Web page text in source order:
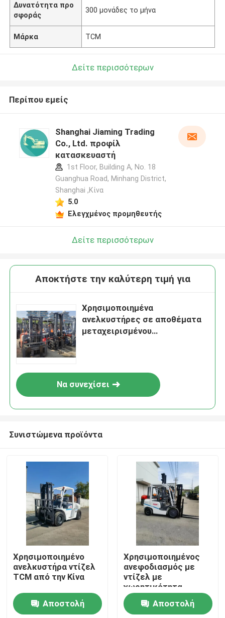
Σπίτι
Προϊόντα
Βίντεο
Δυνατότητα προ
σφοράς
300 μονάδες το μήνα
Μάρκα TCM
Δείτε περισσότερων
Περίπου εμείς
Shanghai Jiaming Trading
Co., Ltd. προφίλ
κατασκευαστή
1st Floor, Building A, No. 18
Guanghua Road, Minhang District,
Shanghai ,Κίνα
5.0
Ελεγχμένος προμηθευτής
Δείτε περισσότερων
Αποκτήστε την καλύτερη τιμή για
Χρησιμοποιημένα
ανελκυστήρες σε αποθέματα
μεταχειρισμένου
Να συνεχίσει
Συνιστώμενα προϊόντα
Χρησιμοποιημένο
ανελκυστήρα ντίζελ
TCM από την Κίνα
Αποστολή
Χρησιμοποιημένος
ανεφοδιασμός με
ντίζελ με
χωρητικότητα
φορτίου 3 τόνων
TCM
Αποστολή